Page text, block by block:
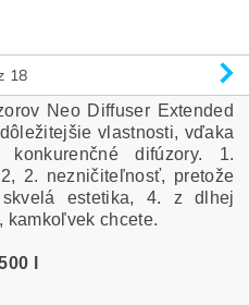
18
Neo Diffuser Extended
vlastnosti, vďaka
konkurenčné difúzory. 1.
2. nezničiteľnosť, pretože
estetika, 4. z dlhej
kamkoľvek chcete.
l